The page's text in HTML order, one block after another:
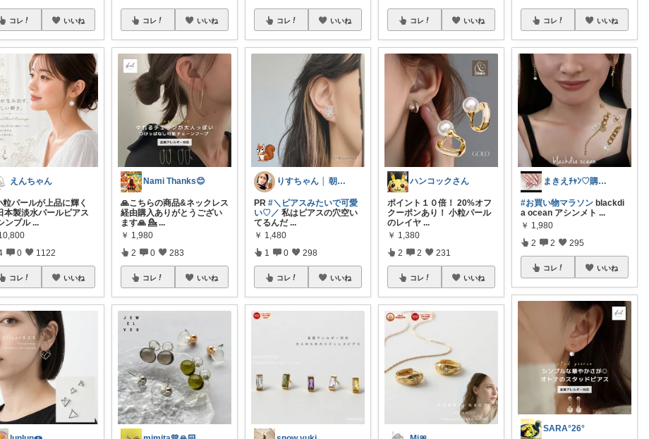
コレ いいね
えんちゃん
粒パールが上品に輝く
製淡水パールピアス
ンプル ...
0 1122
コレ いいね
コレ いいね
Nami Thanks😊
🙏こちらの商品&ネックレス
経由購入ありがとうござい
ます🙏 💁‍ ...
￥ 1,980
2 0 283
コレ いいね
コレ いいね
りすちゃん │ 朝コレ
PR#＼ピアスみたいで可愛
い♡／ 私はピアスの穴空い
てるんだ ...
￥ 1,480
1 0 298
コレ いいね
コレ いいね
ハンコックさん
ポイント１０倍！ 20%オフ
クーポンあり！ 小粒パール
のレイヤ ...
￥ 1,380
2 2 231
コレ いいね
コレ いいね
まきえﾁｬﾝ♡購入感謝😻
#お買い物マラソン blackdi
a ocean アシンメト ...
￥ 1,980
2 2 295
コレ いいね
SARA°26°